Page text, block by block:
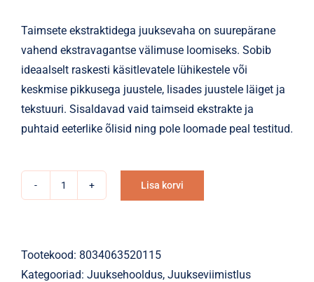
Taimsete ekstraktidega juuksevaha on suurepärane
vahend ekstravagantse välimuse loomiseks. Sobib
ideaalselt raskesti käsitlevatele lühikestele või
keskmise pikkusega juustele, lisades juustele läiget ja
tekstuuri. Sisaldavad vaid taimseid ekstrakte ja
puhtaid eeterlike õlisid ning pole loomade peal testitud.
Effect
5.2
Lisa korvi
Alternative:
Tootekood: 8034063520115
Kategooriad: Juuksehooldus, Juukseviimistlus